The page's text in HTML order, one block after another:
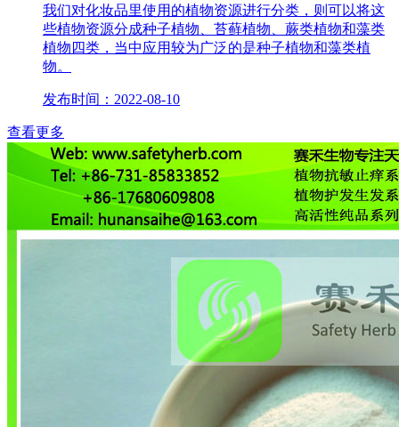
我们对化妆品里使用的植物资源进行分类，则可以将这
些植物资源分成种子植物、苔藓植物、蕨类植物和藻类
植物四类，当中应用较为广泛的是种子植物和藻类植
物。
发布时间：2022-08-10
查看更多